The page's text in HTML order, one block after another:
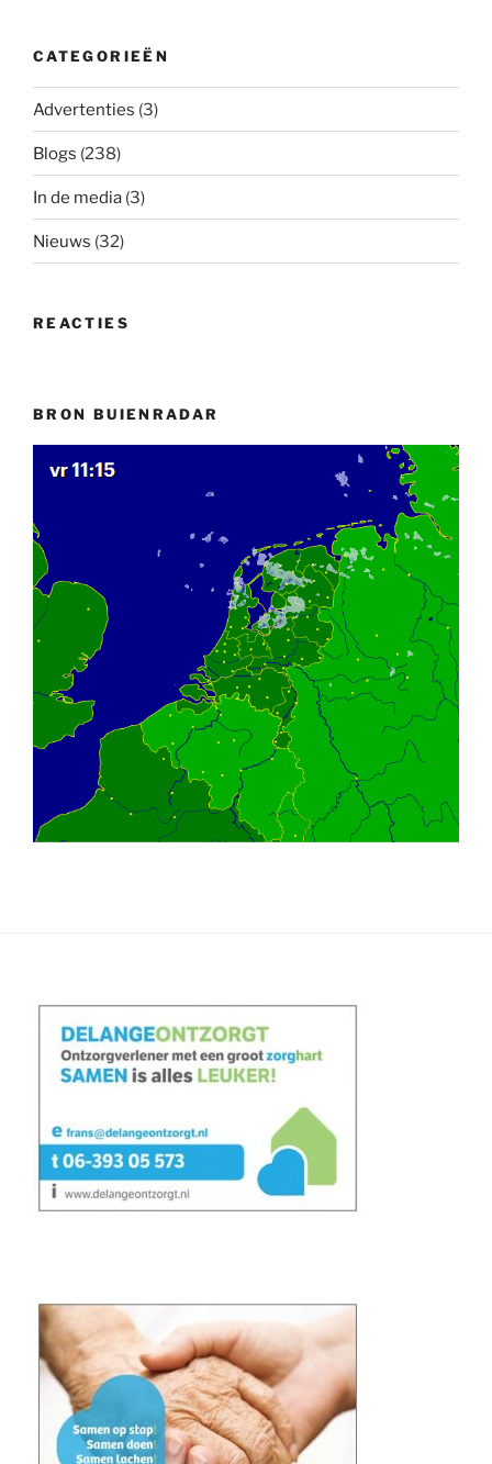
CATEGORIEËN
Advertenties (3)
Blogs (238)
In de media (3)
Nieuws (32)
REACTIES
BRON BUIENRADAR